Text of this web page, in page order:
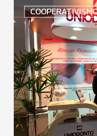
marca
presença
34º
Simpósio
das
Unimeds
do
Estado